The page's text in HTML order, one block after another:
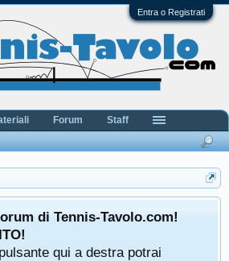
Entra o Registrati
di Tennis-Tavolo.com!
qui a destra potrai
Forum Staff